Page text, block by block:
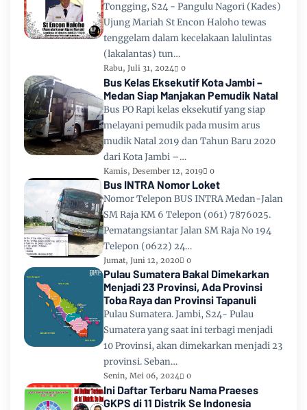
Tongging, S24 - Pangulu Nagori (Kades)
Ujung Mariah St Encon Haloho tewas
tenggelam dalam kecelakaan lalulintas
(lakalantas) tun…
Rabu, Juli 31, 2024 0
Bus Kelas Eksekutif Kota Jambi –
Medan Siap Manjakan Pemudik Natal
Bus PO Rapi kelas eksekutif yang siap
melayani pemudik pada musim arus
mudik Natal 2019 dan Tahun Baru 2020
dari Kota Jambi –…
Kamis, Desember 12, 2019 0
Bus INTRA Nomor Loket
Nomor Telepon BUS INTRA Medan-Jalan
SM Raja KM 6 Telepon (061) 7876025.
Pematangsiantar Jalan SM Raja No 194
Telepon (0622) 24…
Jumat, Juni 12, 2020 0
Pulau Sumatera Bakal Dimekarkan
Menjadi 23 Provinsi, Ada Provinsi
Toba Raya dan Provinsi Tapanuli
Pulau Sumatera. Jambi, S24- Pulau
Sumatera yang saat ini terbagi menjadi
10 Provinsi, akan dimekarkan menjadi 23
provinsi. Seban…
Senin, Mei 06, 2024 0
Ini Daftar Terbaru Nama Praeses
GKPS di 11 Distrik Se Indonesia